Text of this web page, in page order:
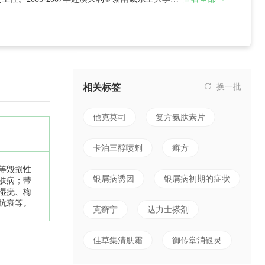
毁损性
病；带
疣、梅
衰等。
相关标签 换一批
他克莫司 复方氨肽素片
卡泊三醇喷剂 癣方
银屑病诱因 银屑病初期的症状
克癣宁 达力士搽剂
佳草集清肤霜 御传堂消银灵